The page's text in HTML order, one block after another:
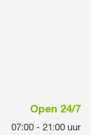
Open 24/7
07:00 - 21:00 uur